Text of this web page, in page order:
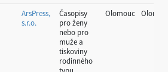
ArsPress,
s.r.o.
Časopisy
pro ženy
nebo pro
muže a
tiskoviny
rodinného
Olomouc